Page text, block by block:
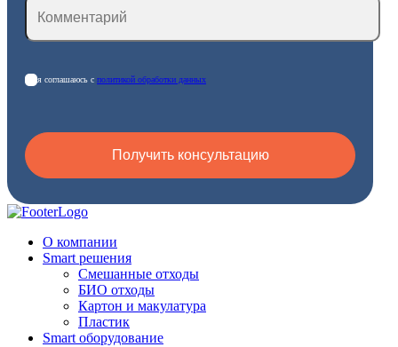
я соглашаюсь с политикой обработки данных
О компании
Smart решения
Смешанные отходы
БИО отходы
Картон и макулатура
Пластик
Smart оборудование